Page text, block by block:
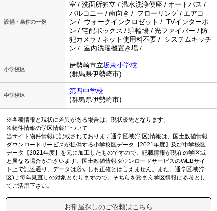
設備・条件の一例
室 / 洗面所独立 / 温水洗浄便座 / オートバス /
バルコニー / 南向き / フローリング / エアコ
ン / ウォークインクロゼット / TVインターホ
ン / 宅配ボックス / 駐輪場 / 光ファイバー / 防
犯カメラ / ネット使用料不要 / システムキッチ
ン / 室内洗濯機置き場 /
小学校区
伊勢崎市立坂東小学校
(群馬県伊勢崎市)
中学校区
第四中学校
(群馬県伊勢崎市)
※各種情報と現状に差異がある場合は、現状優先となります。
※物件情報の学区情報について
当サイト物件情報に記載されております通学区域(学区)情報は、国土数値情報
ダウンロードサービスが提供する小学校区データ【2021年度】及び中学校区
データ【2021年度】を元に加工したものですので、記載情報が現在の学区域
と異なる場合がございます。国土数値情報ダウンロードサービスのWEBサイ
ト上で記述通り、データは必ずしも正確とは言えません。また、通学区域(学
区)は毎年見直しの対象となりますので、そちらを踏まえ学区情報は参考とし
てご活用下さい。
お部屋探しのご依頼はこちら